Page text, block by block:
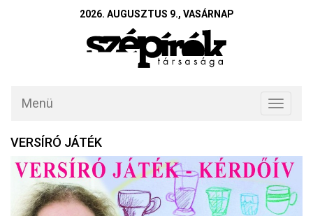
2026. AUGUSZTUS 9., VASÁRNAP
Toggle
Menü
VERSÍRÓ JÁTÉK